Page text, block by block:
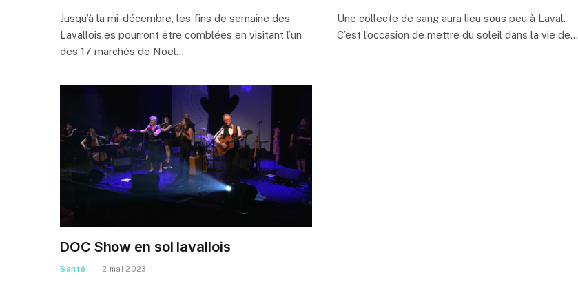
Jusqu’à la mi-décembre, les fins de semaine des
Lavallois.es pourront être comblées en visitant l’un
des 17 marchés de Noël…
Une collecte de sang aura lieu sous peu à Laval.
C’est l’occasion de mettre du soleil dans la vie de…
DOC Show en sol lavallois
Santé 2 mai 2023